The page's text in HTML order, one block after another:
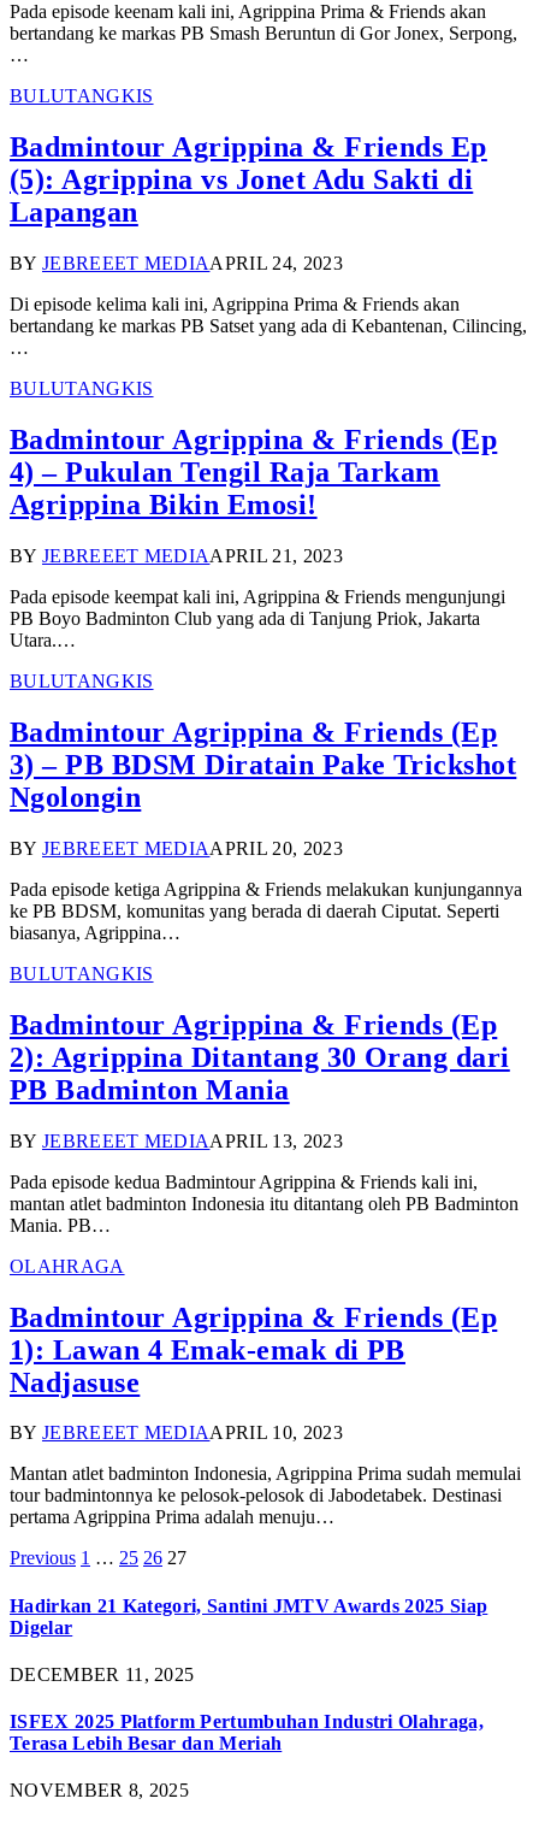
Pada episode keenam kali ini, Agrippina Prima & Friends akan
bertandang ke markas PB Smash Beruntun di Gor Jonex, Serpong,
…
BULUTANGKIS
Badmintour Agrippina & Friends Ep
(5): Agrippina vs Jonet Adu Sakti di
Lapangan
BY JEBREEET MEDIAAPRIL 24, 2023
Di episode kelima kali ini, Agrippina Prima & Friends akan
bertandang ke markas PB Satset yang ada di Kebantenan, Cilincing,
…
BULUTANGKIS
Badmintour Agrippina & Friends (Ep
4) – Pukulan Tengil Raja Tarkam
Agrippina Bikin Emosi!
BY JEBREEET MEDIAAPRIL 21, 2023
Pada episode keempat kali ini, Agrippina & Friends mengunjungi
PB Boyo Badminton Club yang ada di Tanjung Priok, Jakarta
Utara.…
BULUTANGKIS
Badmintour Agrippina & Friends (Ep
3) – PB BDSM Diratain Pake Trickshot
Ngolongin
BY JEBREEET MEDIAAPRIL 20, 2023
Pada episode ketiga Agrippina & Friends melakukan kunjungannya
ke PB BDSM, komunitas yang berada di daerah Ciputat. Seperti
biasanya, Agrippina…
BULUTANGKIS
Badmintour Agrippina & Friends (Ep
2): Agrippina Ditantang 30 Orang dari
PB Badminton Mania
BY JEBREEET MEDIAAPRIL 13, 2023
Pada episode kedua Badmintour Agrippina & Friends kali ini,
mantan atlet badminton Indonesia itu ditantang oleh PB Badminton
Mania. PB…
OLAHRAGA
Badmintour Agrippina & Friends (Ep
1): Lawan 4 Emak-emak di PB
Nadjasuse
BY JEBREEET MEDIAAPRIL 10, 2023
Mantan atlet badminton Indonesia, Agrippina Prima sudah memulai
tour badmintonnya ke pelosok-pelosok di Jabodetabek. Destinasi
pertama Agrippina Prima adalah menuju…
Previous 1 … 25 26 27
Hadirkan 21 Kategori, Santini JMTV Awards 2025 Siap
Digelar
DECEMBER 11, 2025
ISFEX 2025 Platform Pertumbuhan Industri Olahraga,
Terasa Lebih Besar dan Meriah
NOVEMBER 8, 2025